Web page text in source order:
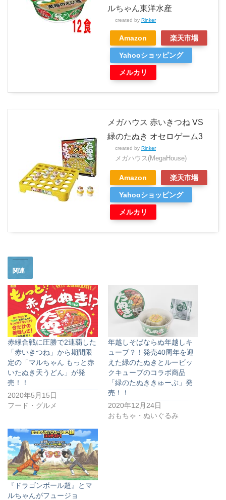
ルちゃん東洋水産
created by Rinker
Amazon 楽天市場
Yahooショッピング
メルカリ
メガハウス 赤いきつね VS
緑のたぬき オセロゲーム3
created by Rinker
メガハウス(MegaHouse)
Amazon 楽天市場
Yahooショッピング
メルカリ
関連
赤緑合戦に圧勝で2連覇した
「赤いきつね」から期間限
定の「マルちゃん もっと赤
いたぬき天うどん」が発
売！！
2020年5月15日
フード・グルメ
年越しそばならぬ年越しキ
ューブ？！発売40周年を迎
えた緑のたぬきとルービッ
クキューブのコラボ商品
「緑のたぬききゅーぶ」発
売！！
2020年12月24日
おもちゃ・ぬいぐるみ
『ドラゴンボール超』とマ
ルちゃんがフュージョ